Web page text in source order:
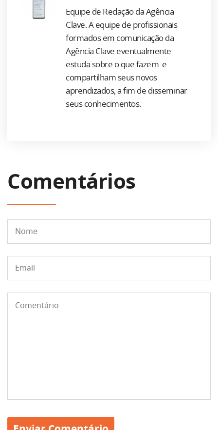
Equipe de Redação da Agência
Clave. A equipe de profissionais
formados em comunicação da
Agência Clave eventualmente
estuda sobre o que fazem e
compartilham seus novos
aprendizados, a fim de disseminar
seus conhecimentos.
Comentários